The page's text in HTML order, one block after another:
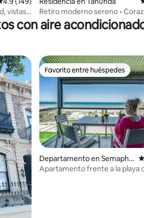
vistas
Retiro moderno sereno •
Tanunda
con aire
Favorito entre huéspedes
Favorito entre huéspedes
Departamento en Semapho
re Park
Apartamento frente a la playa